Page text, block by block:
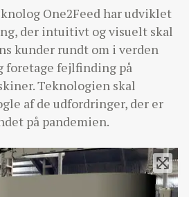
One2Feed har udviklet
der intuitivt og visuelt skal
kunder rundt om i verden
foretage fejlfinding på
Teknologien skal
af de udfordringer, der er
på pandemien.